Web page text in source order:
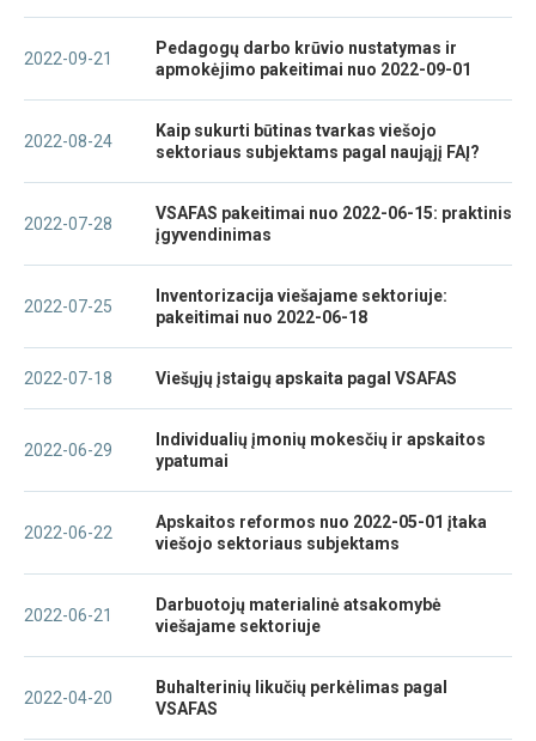
2022-09-21
Pedagogų darbo krūvio nustatymas ir
apmokėjimo pakeitimai nuo 2022-09-01
2022-08-24
Kaip sukurti būtinas tvarkas viešojo
sektoriaus subjektams pagal naująjį FAĮ?
2022-07-28
VSAFAS pakeitimai nuo 2022-06-15: praktinis
įgyvendinimas
2022-07-25
Inventorizacija viešajame sektoriuje:
pakeitimai nuo 2022-06-18
2022-07-18 Viešųjų įstaigų apskaita pagal VSAFAS
2022-06-29
Individualių įmonių mokesčių ir apskaitos
ypatumai
2022-06-22
Apskaitos reformos nuo 2022-05-01 įtaka
viešojo sektoriaus subjektams
2022-06-21
Darbuotojų materialinė atsakomybė
viešajame sektoriuje
2022-04-20
Buhalterinių likučių perkėlimas pagal
VSAFAS